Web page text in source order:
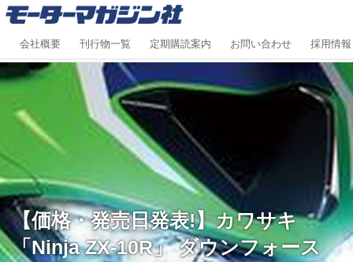
会社概要 刊行物一覧 定期購読案内 お問い合わせ 採用情報
【価格・発売日発表!】カワサキ
「Ninja ZX-10R」 ダウンフォース